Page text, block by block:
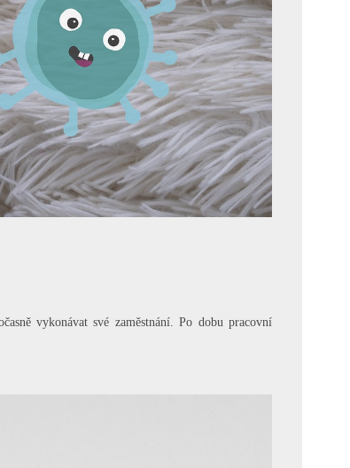
vykonávat své zaměstnání. Po dobu pracovní